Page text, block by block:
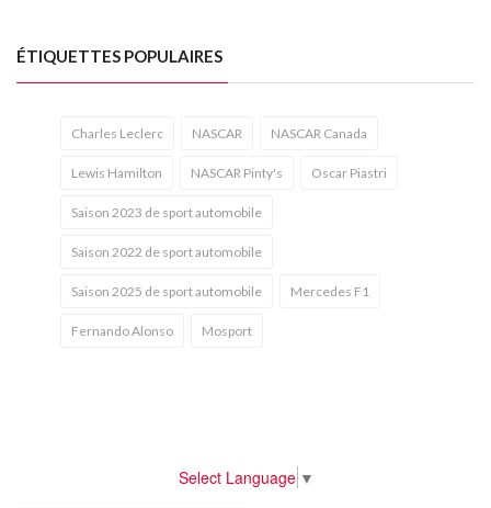
ÉTIQUETTES POPULAIRES
Charles Leclerc NASCAR NASCAR Canada
Lewis Hamilton NASCAR Pinty's Oscar Piastri
Saison 2023 de sport automobile
Saison 2022 de sport automobile
Saison 2025 de sport automobile Mercedes F1
Fernando Alonso Mosport
Select Language ▼